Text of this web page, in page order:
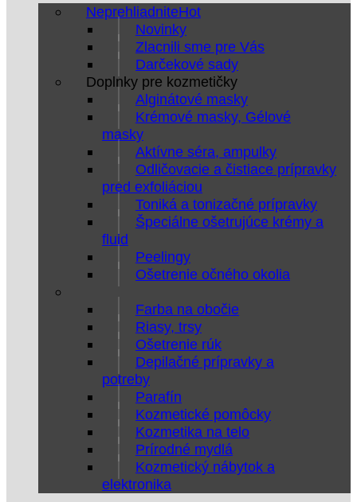
Neprehliadnite
Novinky
Zlacnili sme pre Vás
Darčekové sady
Doplnky pre kozmetičky
Alginátové masky
Krémové masky, Gélové
masky
Aktívne séra, ampulky
Odličovacie a čistiace prípravky
pred exfoliáciou
Toniká a tonizačné prípravky
Špeciálne ošetrujúce krémy a
fluid
Peelingy
Ošetrenie očného okolia
Farba na obočie
Riasy, trsy
Ošetrenie rúk
Depilačné prípravky a
potreby
Parafín
Kozmetické pomôcky
Kozmetika na telo
Prírodné mydlá
Kozmetický nábytok a
elektronika